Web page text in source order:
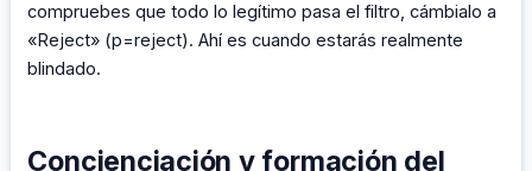
compruebes que todo lo legítimo pasa el filtro, cámbialo a
«Reject» (p=reject). Ahí es cuando estarás realmente
blindado.
Concienciación y formación del